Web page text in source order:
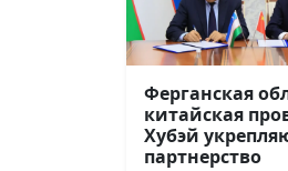
Ферганская
китайская
Хубэй
партнерство